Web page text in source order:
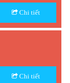
Chi tiết
Chi tiết